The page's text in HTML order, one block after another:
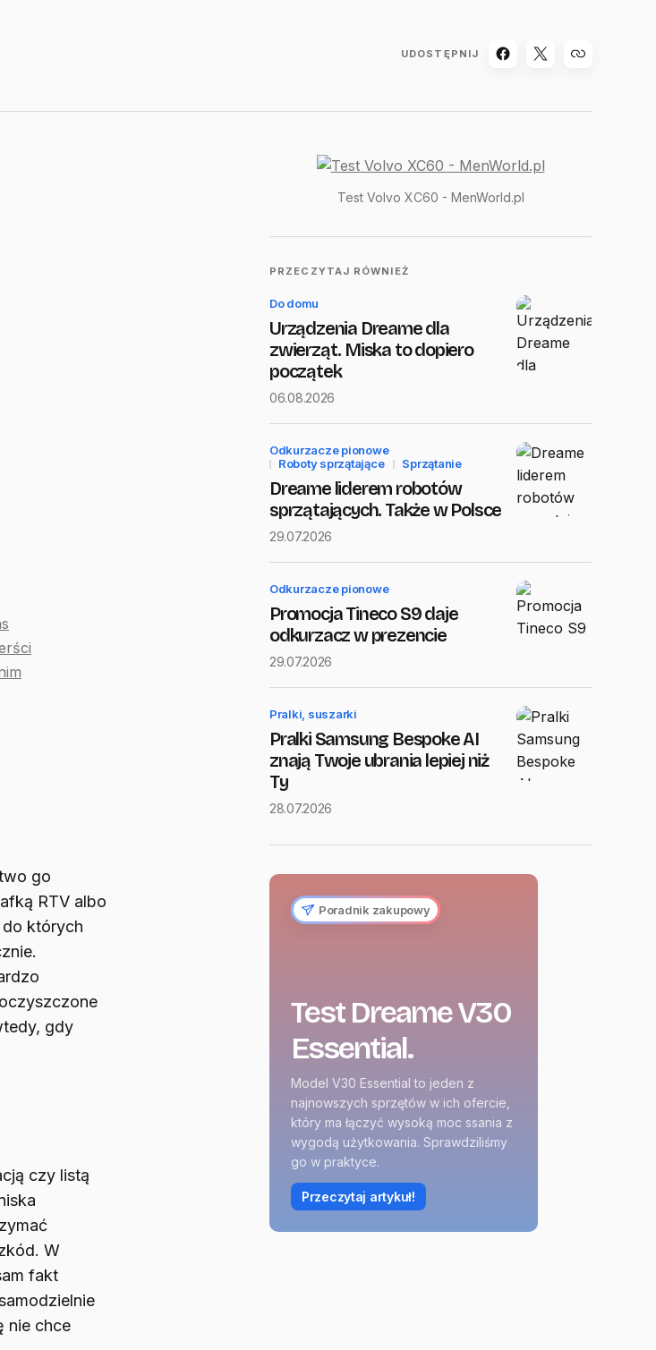
UDOSTĘPNIJ
go
RTV albo
do których
gdy
czy listą
W
fakt
nie chce
Test Volvo XC60 - MenWorld.pl
PRZECZYTAJ RÓWNIEŻ
Do domu
Urządzenia Dreame dla
zwierząt. Miska to dopiero
początek
06.08.2026
Odkurzacze pionowe
Roboty sprzątające
Sprzątanie
Dreame liderem robotów
sprzątających. Także w Polsce
29.07.2026
Odkurzacze pionowe
Promocja Tineco S9 daje
odkurzacz w prezencie
29.07.2026
Pralki, suszarki
Pralki Samsung Bespoke AI
znają Twoje ubrania lepiej niż
Ty
28.07.2026
Poradnik zakupowy
Test Dreame V30
Essential.
Model V30 Essential to jeden z
najnowszych sprzętów w ich ofercie,
który ma łączyć wysoką moc ssania z
wygodą użytkowania. Sprawdziliśmy
go w praktyce.
Przeczytaj artykuł!